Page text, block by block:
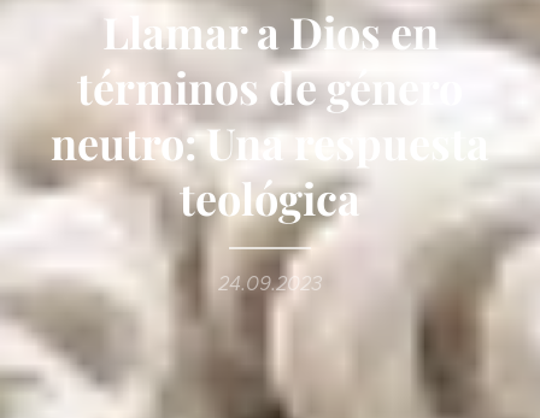
Llamar a Dios en
términos de género
neutro: Una respuesta
teológica
24.09.2023